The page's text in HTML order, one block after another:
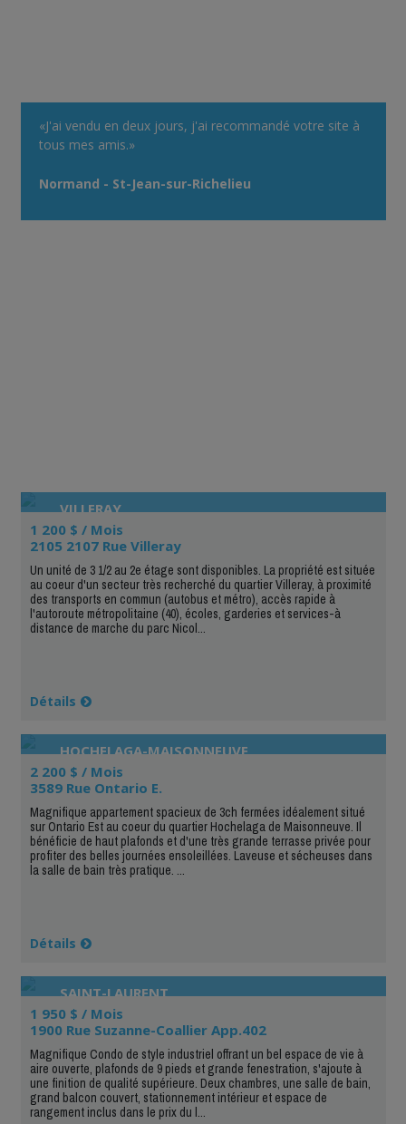
«J'ai vendu en deux jours, j'ai recommandé votre site à
tous mes amis.»
Normand - St-Jean-sur-Richelieu
VILLERAY
1 200 $ / Mois
2105 2107 Rue Villeray
Un unité de 3 1/2 au 2e étage sont disponibles. La propriété est située
au coeur d'un secteur très recherché du quartier Villeray, à proximité
des transports en commun (autobus et métro), accès rapide à
l'autoroute métropolitaine (40), écoles, garderies et services-à
distance de marche du parc Nicol...
Détails
HOCHELAGA-MAISONNEUVE
2 200 $ / Mois
3589 Rue Ontario E.
Magnifique appartement spacieux de 3ch fermées idéalement situé
sur Ontario Est au coeur du quartier Hochelaga de Maisonneuve. Il
bénéficie de haut plafonds et d'une très grande terrasse privée pour
profiter des belles journées ensoleillées. Laveuse et sécheuses dans
la salle de bain très pratique. ...
Détails
SAINT-LAURENT
1 950 $ / Mois
1900 Rue Suzanne-Coallier App.402
Magnifique Condo de style industriel offrant un bel espace de vie à
aire ouverte, plafonds de 9 pieds et grande fenestration, s'ajoute à
une finition de qualité supérieure. Deux chambres, une salle de bain,
grand balcon couvert, stationnement intérieur et espace de
rangement inclus dans le prix du l...